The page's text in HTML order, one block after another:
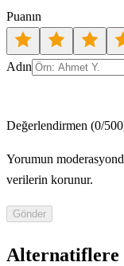
Puanın
Adın
Değerlendirmen (0/
Yorumun
verilerin korunur.
Gönder
Alternatiflere